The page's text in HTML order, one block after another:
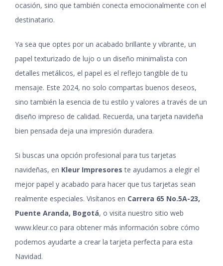
ocasión, sino que también conecta emocionalmente con el
destinatario.
Ya sea que optes por un acabado brillante y vibrante, un
papel texturizado de lujo o un diseño minimalista con
detalles metálicos, el papel es el reflejo tangible de tu
mensaje. Este 2024, no solo compartas buenos deseos,
sino también la esencia de tu estilo y valores a través de un
diseño impreso de calidad. Recuerda, una tarjeta navideña
bien pensada deja una impresión duradera.
Si buscas una opción profesional para tus tarjetas
navideñas, en Kleur Impresores te ayudamos a elegir el
mejor papel y acabado para hacer que tus tarjetas sean
realmente especiales. Visítanos en Carrera 65 No.5A-23,
Puente Aranda, Bogotá, o visita nuestro sitio web
www.kleur.co para obtener más información sobre cómo
podemos ayudarte a crear la tarjeta perfecta para esta
Navidad.